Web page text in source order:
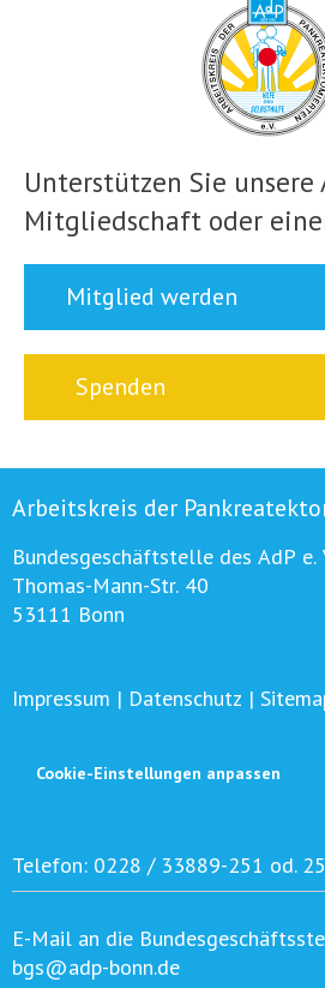
Unterstützen Sie
Mitgliedschaft oder
Mitglied werden
Spenden
Arbeitskreis der
Bundesgeschäftstelle des AdP e.
Thomas-Mann-Str. 40
53111 Bonn
Impressum | Datenschutz |
Cookie-Einstellungen anpassen
Telefon: 0228 / 33889-251 od.
E-Mail an die
bgs@adp-bonn.de